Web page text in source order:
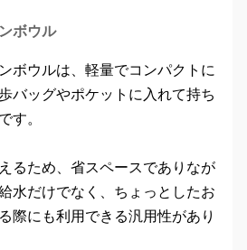
ボウル
ボウルは、軽量でコンパクトに
バッグやポケットに入れて持ち
す。
るため、省スペースでありなが
水だけでなく、ちょっとしたお
際にも利用できる汎用性があり